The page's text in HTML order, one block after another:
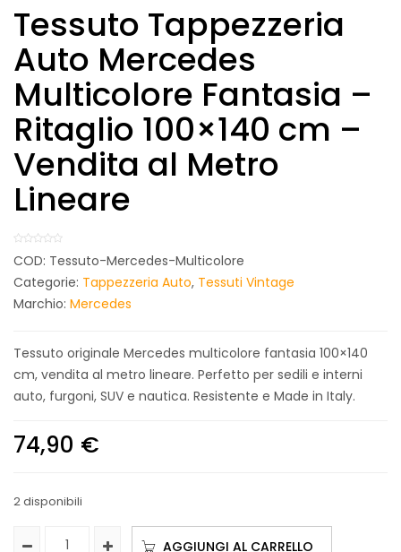
Tessuto Tappezzeria
Auto Mercedes
Multicolore Fantasia –
Ritaglio 100×140 cm –
Vendita al Metro
Lineare
COD: Tessuto-Mercedes-Multicolore
Categorie: Tappezzeria Auto, Tessuti Vintage
Marchio: Mercedes
Tessuto originale Mercedes multicolore fantasia 100×140
cm, vendita al metro lineare. Perfetto per sedili e interni
auto, furgoni, SUV e nautica. Resistente e Made in Italy.
74,90 €
2 disponibili
AGGIUNGI AL CARRELLO